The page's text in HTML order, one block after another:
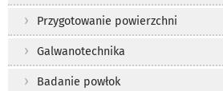
Przygotowanie powierzchni
Galwanotechnika
Badanie powłok